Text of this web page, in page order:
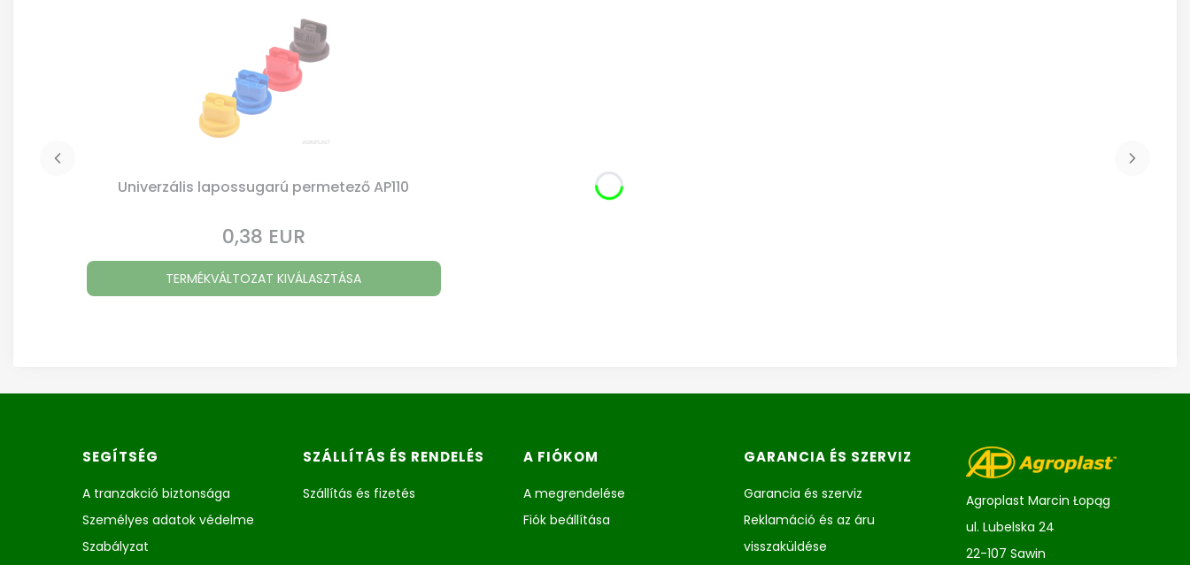
Univerzális lapossugarú permetező AP110
Ár
0,38 EUR
TERMÉKVÁLTOZAT KIVÁLASZTÁSA
Lábléc menü
SEGÍTSÉG
A tranzakció biztonsága
Személyes adatok védelme
Szabályzat
SZÁLLÍTÁS ÉS RENDELÉS
Szállítás és fizetés
A FIÓKOM
A megrendelése
Fiók beállítása
GARANCIA ÉS SZERVIZ
Garancia és szerviz
Reklamáció és az áru
visszaküldése
Agroplast Marcin Łopąg
ul. Lubelska 24
22-107 Sawin